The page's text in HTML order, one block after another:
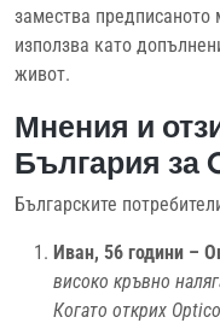
замества предписаното
използва като
живот.
Мнения и
България за
Българските
Иван, 56 години –
високо кръвно
Когато открих